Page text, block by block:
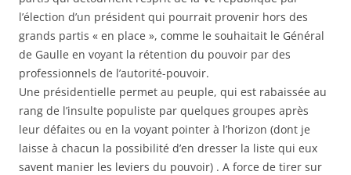
l’élection d’un président qui pourrait provenir hors des
grands partis « en place », comme le souhaitait le Général
de Gaulle en voyant la rétention du pouvoir par des
professionnels de l’autorité-pouvoir.
Une présidentielle permet au peuple, qui est rabaissée au
rang de l’insulte populiste par quelques groupes après
leur défaites ou en la voyant pointer à l’horizon (dont je
laisse à chacun la possibilité d’en dresser la liste qui eux
savent manier les leviers du pouvoir) . A force de tirer sur